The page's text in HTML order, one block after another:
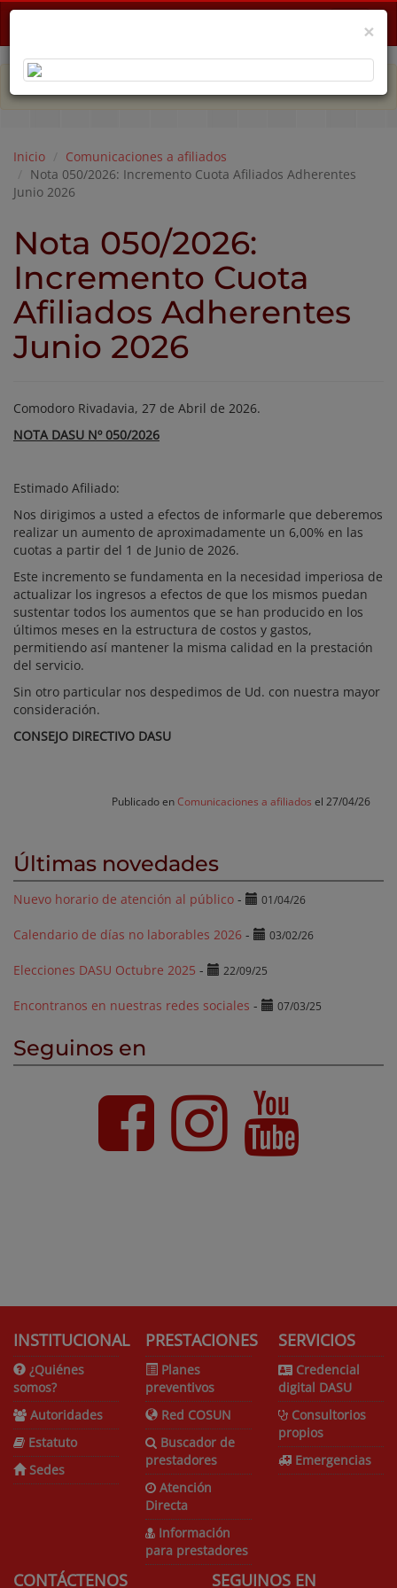
Menu
PLAN DE EMERGENCIA POR CRISIS ECONÓMICA
Inicio
Comunicaciones a afiliados
Nota 050/2026: Incremento Cuota Afiliados Adherentes
Junio 2026
Nota 050/2026:
Incremento Cuota
Afiliados Adherentes
Junio 2026
Comodoro Rivadavia, 27 de Abril de 2026.
NOTA DASU Nº 050/2026
Estimado Afiliado:
Nos dirigimos a usted a efectos de informarle que deberemos
realizar un aumento de aproximadamente un 6,00% en las
cuotas a partir del 1 de Junio de 2026.
Este incremento se fundamenta en la necesidad imperiosa de
actualizar los ingresos a efectos de que los mismos puedan
sustentar todos los aumentos que se han producido en los
últimos meses en la estructura de costos y gastos,
permitiendo así mantener la misma calidad en la prestación
del servicio.
Sin otro particular nos despedimos de Ud. con nuestra mayor
consideración.
CONSEJO DIRECTIVO DASU
Publicado en Comunicaciones a afiliados el 27/04/26
Últimas novedades
Nuevo horario de atención al público - 01/04/26
Calendario de días no laborables 2026 - 03/02/26
Elecciones DASU Octubre 2025 - 22/09/25
Encontranos en nuestras redes sociales - 07/03/25
Seguinos en
INSTITUCIONAL
¿Quiénes
somos?
Autoridades
Estatuto
Sedes
PRESTACIONES
Planes
preventivos
Red COSUN
Buscador de
prestadores
Atención
Directa
Información
para prestadores
SERVICIOS
Credencial
digital DASU
Consultorios
propios
Emergencias
CONTÁCTENOS SEGUINOS EN
×